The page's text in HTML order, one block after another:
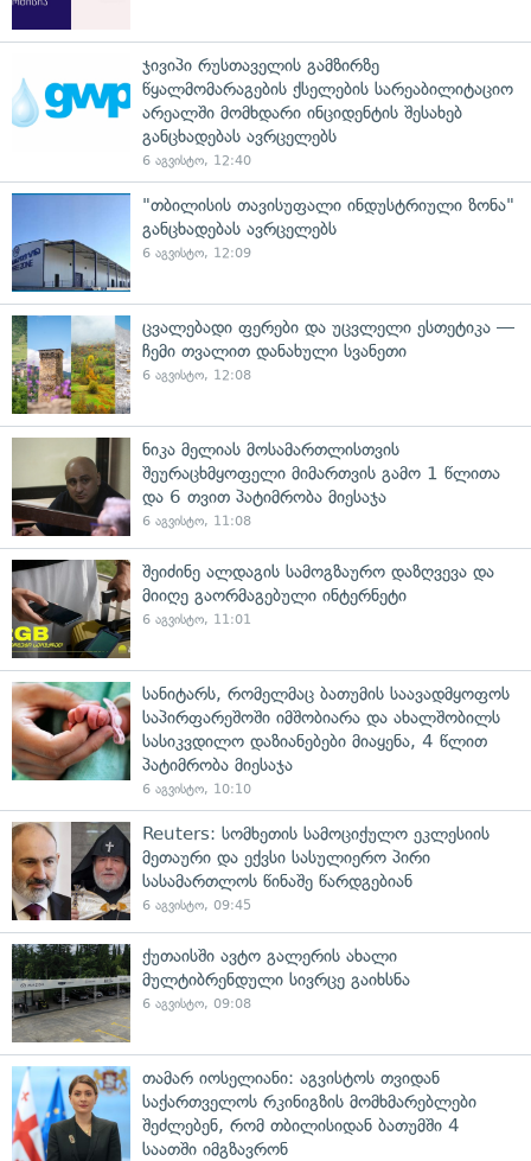
ჯივიპი რუსთაველის გამზირზე
წყალმომარაგების ქსელების სარეაბილიტაციო
არეალში მომხდარი ინციდენტის შესახებ
განცხადებას ავრცელებს
6 აგვისტო, 12:40
"თბილისის თავისუფალი ინდუსტრიული ზონა"
განცხადებას ავრცელებს
6 აგვისტო, 12:09
ცვალებადი ფერები და უცვლელი ესთეტიკა —
ჩემი თვალით დანახული სვანეთი
6 აგვისტო, 12:08
ნიკა მელიას მოსამართლისთვის
შეურაცხმყოფელი მიმართვის გამო 1 წლითა
და 6 თვით პატიმრობა მიესაჯა
6 აგვისტო, 11:08
შეიძინე ალდაგის სამოგზაურო დაზღვევა და
მიიღე გაორმაგებული ინტერნეტი
6 აგვისტო, 11:01
სანიტარს, რომელმაც ბათუმის საავადმყოფოს
საპირფარეშოში იმშობიარა და ახალშობილს
სასიკვდილო დაზიანებები მიაყენა, 4 წლით
პატიმრობა მიესაჯა
6 აგვისტო, 10:10
Reuters: სომხეთის სამოციქულო ეკლესიის
მეთაური და ექვსი სასულიერო პირი
სასამართლოს წინაშე წარდგებიან
6 აგვისტო, 09:45
ქუთაისში ავტო გალერის ახალი
მულტიბრენდული სივრცე გაიხსნა
6 აგვისტო, 09:08
თამარ იოსელიანი: აგვისტოს თვიდან
საქართველოს რკინიგზის მომხმარებლები
შეძლებენ, რომ თბილისიდან ბათუმში 4
საათში იმგზავრონ